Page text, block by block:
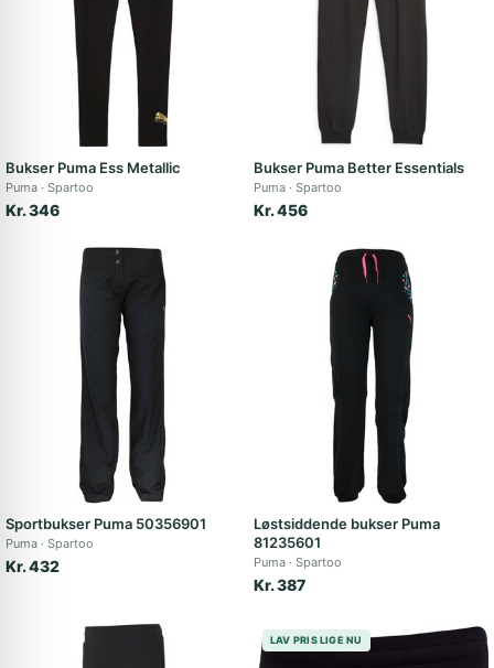
Bukser Puma Ess Metallic
Puma Spartoo
Kr. 346
Bukser Puma Better Essentials
Puma Spartoo
Kr. 456
Sportbukser Puma 50356901
Puma Spartoo
Kr. 432
Løstsiddende bukser Puma
81235601
Puma Spartoo
Kr. 387
LAV PRIS LIGE NU